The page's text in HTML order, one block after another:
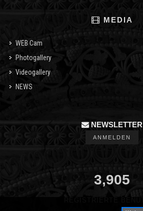
MEDIA
WEB Cam
Photogallery
Videogallery
NEWS
NEWSLETTER
ANMELDEN
3,905